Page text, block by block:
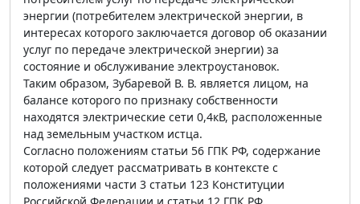
энергии (потребителем электрической энергии, в
интересах которого заключается договор об оказании
услуг по передаче электрической энергии) за
состояние и обслуживание электроустановок.
Таким образом, Зубаревой В. В. является лицом, на
балансе которого по признаку собственности
находятся электрические сети 0,4кВ, расположенные
над земельным участком истца.
Согласно положениям статьи 56 ГПК РФ, содержание
которой следует рассматривать в контексте с
положениями части 3 статьи 123 Конституции
Российской Федерации и статьи 12 ГПК РФ,